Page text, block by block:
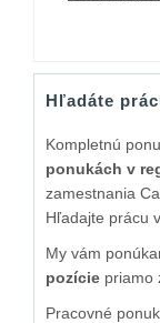
Hľadáte
Kompletnú
ponukách v
zamestnania
Hľadajte prácu
My vám
pozície priamo
Pracovné